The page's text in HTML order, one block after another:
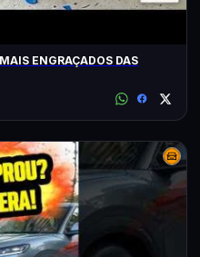
ENGRAÇADOS DAS